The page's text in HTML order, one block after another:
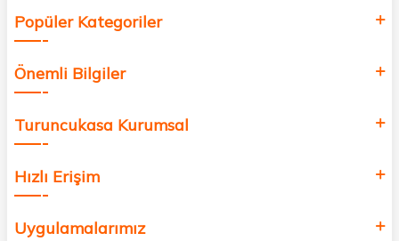
Popüler Kategoriler
Önemli Bilgiler
Turuncukasa Kurumsal
Hızlı Erişim
Uygulamalarımız